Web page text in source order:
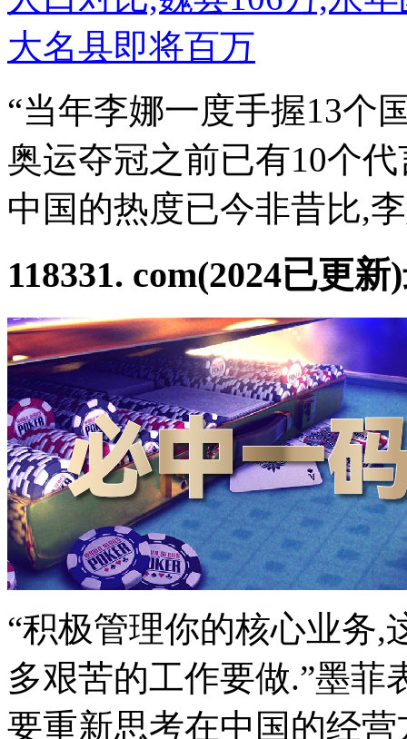
“当年李娜一度手握13个
奥运夺冠之前已有10个
中国的热度已今非昔比,
118331. com(2024已更
“积极管理你的核心业务,
多艰苦的工作要做.”墨菲
要重新思考在中国的经